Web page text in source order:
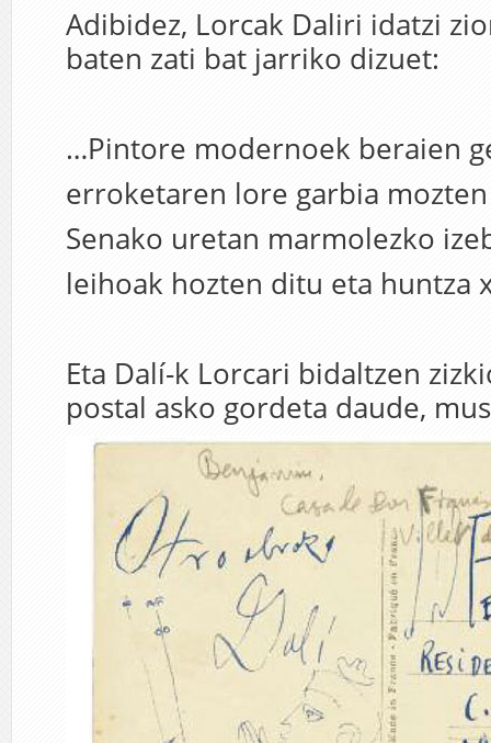
Adibidez, Lorcak Daliri idatzi
baten zati bat jarriko dizuet:
…Pintore modernoek beraien
erroketaren lore garbia
Senako uretan marmolezko
leihoak hozten ditu eta huntza
Eta Dalí-k Lorcari bidaltzen
postal asko gordeta daude,